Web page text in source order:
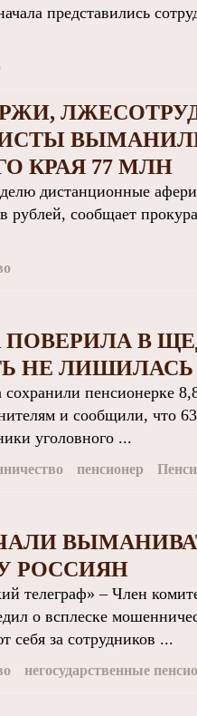
представились
КРАЯ 77 МЛН
дистанционные
сообщает
В
НЕ
пенсионерке
и сообщили, что
уголовного ...
пенсионер
РОССИЯН
– Член
о всплеске
за сотрудников ...
негосударственные